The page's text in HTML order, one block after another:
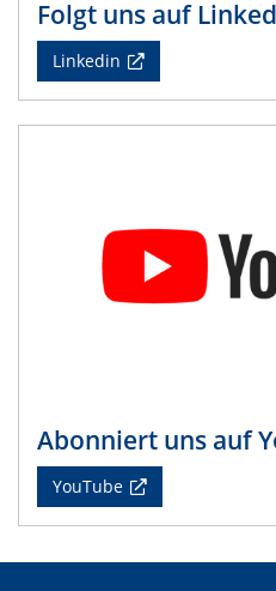
14.05.2024
SFB 1242 Kolloquium
"Femtosecond Molecular
21.05.2024
SFB/TRR 270
Structural stability and
22.05.2024
Physikalisches
29.05.2024
Folgt uns auf
Linkedin
Abonniert uns auf
YouTube